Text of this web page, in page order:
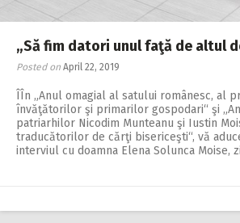
„Să fim datori unul faţă de altul
Posted on April 22, 2019
ÎÎn „Anul omagial al satului românesc, al
învăţătorilor şi primarilor gospodari“ şi
patriarhilor Nicodim Munteanu şi Iustin
traducătorilor de cărţi bisericeşti“, vă
interviul cu doamna Elena Solunca Moise,